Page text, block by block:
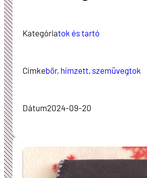
Kategóriatok és tartó
Címkebőr, hímzett, szemüvegtok
Dátum2024-09-20